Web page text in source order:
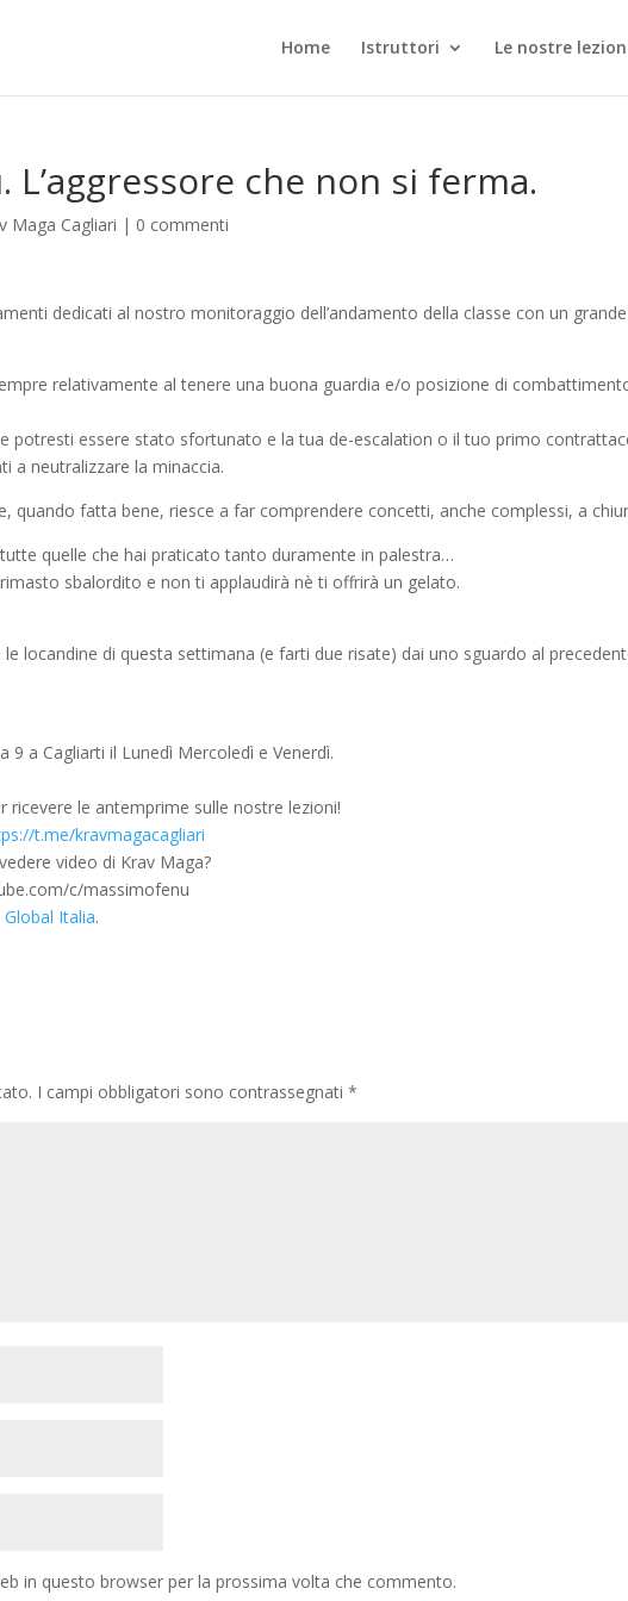
Home Istruttori Le nostre
L’aggressore che non si ferma.
Maga Cagliari | 0 commenti
dedicati al nostro monitoraggio dell’andamento della classe con un grande
relativamente al tenere una buona guardia e/o posizione di
potresti essere stato sfortunato e la tua de-escalation o il tuo primo
a neutralizzare la minaccia.
quando fatta bene, riesce a far comprendere concetti, anche complessi, a
quelle che hai praticato tanto duramente in palestra…
sbalordito e non ti applaudirà nè ti offrirà un gelato.
le locandine di questa settimana (e farti due risate) dai uno sguardo al
9 a Cagliarti il Lunedì Mercoledì e Venerdì.
ricevere le antemprime sulle nostre lezioni!
t.me/kravmagacagliari
video di Krav Maga?
c/massimofenu
Italia.
I campi obbligatori sono contrassegnati *
in questo browser per la prossima volta che commento.